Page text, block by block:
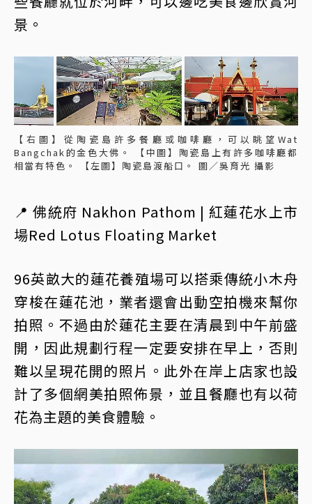
景。
【右圖】從陶瓷島許多餐廳或咖啡廳，可以眺望Wat
Bangchak的金色大佛。 【中圖】陶瓷島上有許多咖啡廳都
相當有特色。 【左圖】陶瓷島渡船口。 圖／吳育光 攝影
📍 佛統府 Nakhon Pathom | 紅蓮花水上市
場Red Lotus Floating Market
96英畝大的蓮花養殖場可以搭乘傳統小木舟
穿梭在蓮花池，業者還會出動空拍機來幫你
拍照。不過由於蓮花主要在清晨到中午前盛
開，因此規劃行程一定要安排在早上，否則
難以呈現花開的照片。此外在岸上店家也設
計了多個網美拍照佈景，並且餐廳也有以荷
花為主題的美食體驗。